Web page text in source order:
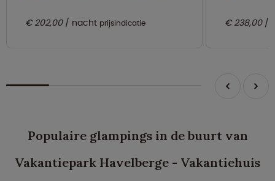
€ 202,00 nacht prijsindicatie € 238,00
Populaire glampings in de buurt van
Vakantiepark Havelberge - Vakantiehuis